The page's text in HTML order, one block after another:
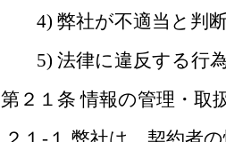
4) 弊社が不適当と判
5) 法律に違反する行
第２１条 情報の管理・取